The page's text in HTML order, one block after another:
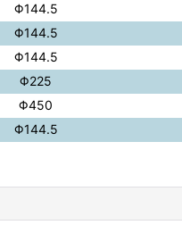
Φ144.5
Φ144.5
Φ144.5
Φ225
Φ450
Φ144.5